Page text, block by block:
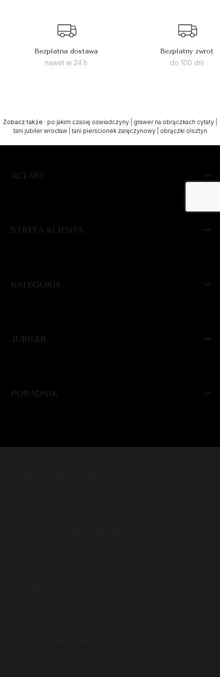
Bezpłatna dostawa
nawet w 24 h
Bezpłatny zwrot
do 100 dni
Zobacz także : po jakim czasię oświadczyny grawer na obrączkach cytaty
tani jubiler wrocław| tani pierścionek zaręczynowy| obrączki olsztyn
ACLARI
STREFA KLIENTA
KATEGORIE
JUBILER
PORADNIK